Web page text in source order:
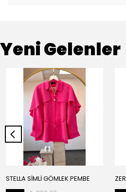
Yeni Gelenler
STELLA SİMLİ GÖMLEK PEMBE